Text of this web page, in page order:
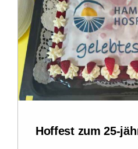
Hoffest zum 25-